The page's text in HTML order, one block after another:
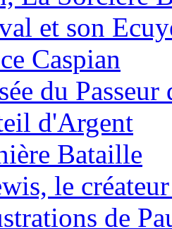
et son
Caspian
du
d'Argent
Bataille
le
de